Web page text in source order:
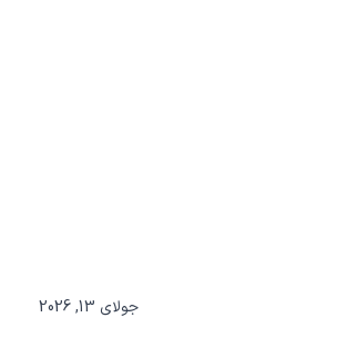
جولای 13, 2026